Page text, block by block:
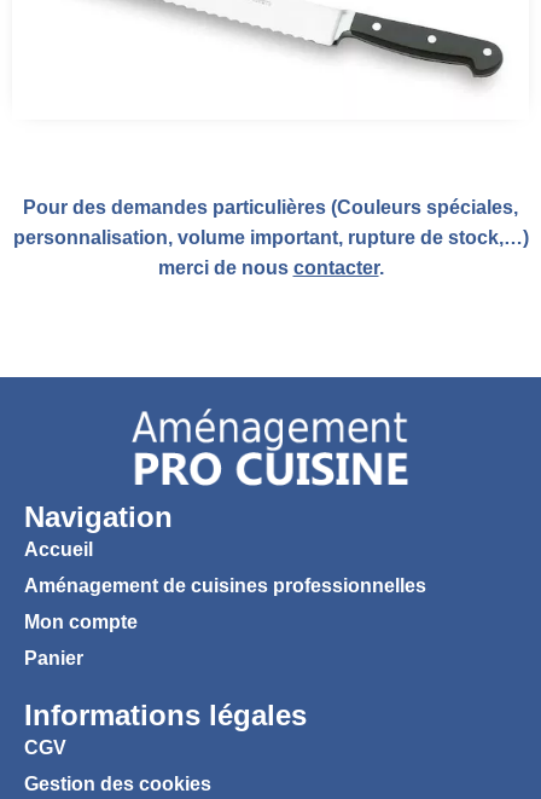
Pour des demandes particulières (Couleurs spéciales,
personnalisation, volume important, rupture de stock,…)
merci de nous contacter.
Navigation
Accueil
Aménagement de cuisines professionnelles
Mon compte
Panier
Informations légales
CGV
Gestion des cookies